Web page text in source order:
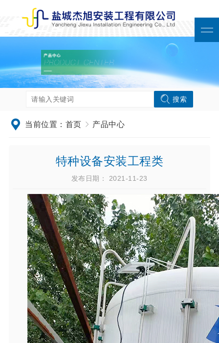
搜索
当前位置： 首页 产品中心
特种设备安装工程类
发布日期： 2021-11-23